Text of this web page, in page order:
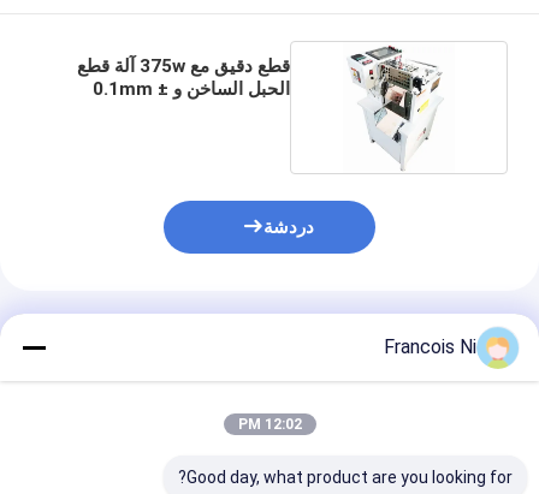
قطع دقيق مع 375w آلة قطع
الحبل الساخن و ± 0.1mm
دردشة
المنتجات الموصى بها
Francois Ni
12:02 PM
Good day, what product are you looking for?